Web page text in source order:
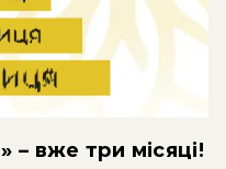
– вже три місяці!